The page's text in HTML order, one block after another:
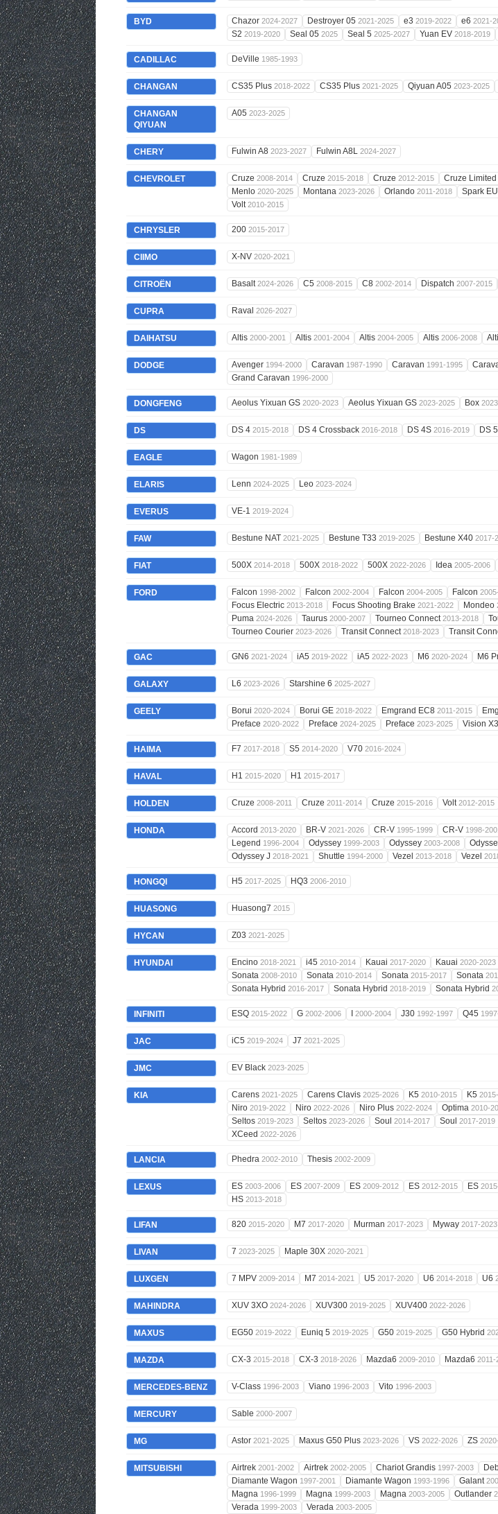
BYD Chazor 2024-2027 Destroyer 05 2021-2025 e3 2019-2022 e6 2021-
S2 2019-2020 Seal 05 2025 Seal 5 2025-2027 Yuan EV 2018-2019
CADILLAC DeVille 1985-1993
CHANGAN CS35 Plus 2018-2022 CS35 Plus 2021-2025 Qiyuan A05 2023-2025
CHANGAN
QIYUAN
A05 2023-2025
CHERY Fulwin A8 2023-2027 Fulwin A8L 2024-2027
CHEVROLET Cruze 2008-2014 Cruze 2015-2018 Cruze 2012-2015 Cruze Limited
Menlo 2020-2025 Montana 2023-2026 Orlando 2011-2018 Spark
Volt2010-2015
CHRYSLER 200 2015-2017
CIIMO X-NV 2020-2021
CITROËN Basalt2024-2026 C5 2008-2015 C8 2002-2014 Dispatch 2007-2015
CUPRA Raval 2026-2027
DAIHATSU Altis 2000-2001 Altis 2001-2004 Altis 2004-2005 Altis 2006-2008
DODGE Avenger 1994-2000 Caravan 1987-1990 Caravan 1991-1995
Grand Caravan 1996-2000
DONGFENG Aeolus Yixuan GS 2020-2023 Aeolus Yixuan GS 2023-2025 Box
DS DS 4 2015-2018 DS 4 Crossback 2016-2018 DS 4S 2016-2019 DS 5
EAGLE Wagon 1981-1989
ELARIS Lenn 2024-2025 Leo 2023-2024
EVERUS VE-1 2019-2024
FAW Bestune NAT 2021-2025 Bestune T33 2019-2025 Bestune X40 2017-
FIAT 500X 2014-2018 500X 2018-2022 500X 2022-2026 Idea 2005-2006
FORD Falcon 1998-2002 Falcon 2002-2004 Falcon 2004-2005 Falcon
Focus Electric 2013-2018 Focus Shooting Brake 2021-2022 Mondeo
Puma 2024-2026 Taurus 2000-2007 Tourneo Connect2013-2018
Tourneo Courier 2023-2026 Transit Connect2018-2023 Transit
GAC GN6 2021-2024 iA5 2019-2022 iA5 2022-2023 M6 2020-2024 M6
GALAXY L6 2023-2026 Starshine 6 2025-2027
GEELY Borui 2020-2024 Borui GE 2018-2022 Emgrand EC8 2011-2015
Preface 2020-2022 Preface 2024-2025 Preface 2023-2025 Vision X3
HAIMA F7 2017-2018 S5 2014-2020 V70 2016-2024
HAVAL H1 2015-2020 H1 2015-2017
HOLDEN Cruze 2008-2011 Cruze 2011-2014 Cruze 2015-2016 Volt2012-2015
HONDA Accord 2013-2020 BR-V 2021-2026 CR-V 1995-1999 CR-V 1998-
Legend 1996-2004 Odyssey 1999-2003 Odyssey 2003-2008
Odyssey J 2018-2021 Shuttle 1994-2000 Vezel 2013-2018 Vezel
HONGQI H5 2017-2025 HQ3 2006-2010
HUASONG Huasong7 2015
HYCAN Z03 2021-2025
HYUNDAI Encino 2018-2021 i45 2010-2014 Kauai 2017-2020 Kauai 2020-2023
Sonata 2008-2010 Sonata 2010-2014 Sonata 2015-2017 Sonata
Sonata Hybrid 2016-2017 Sonata Hybrid 2018-2019 Sonata Hybrid
INFINITI ESQ 2015-2022 G 2002-2006 2000-2004 J30 1992-1997 Q45
JAC iC5 2019-2024 J7 2021-2025
JMC EV Black 2023-2025
KIA Carens 2021-2025 Carens Clavis 2025-2026 K5 2010-2015 K5
Niro 2019-2022 Niro 2022-2026 Niro Plus 2022-2024 Optima 2010-
Seltos 2019-2023 Seltos 2023-2026 Soul 2014-2017 Soul 2017-2019
XCeed 2022-2026
LANCIA Phedra 2002-2010 Thesis 2002-2009
LEXUS ES 2003-2006 ES 2007-2009 ES 2009-2012 ES 2012-2015 ES
HS 2013-2018
LIFAN 820 2015-2020 M7 2017-2020 Murman 2017-2023 Myway 2017-2023
LIVAN 7 2023-2025 Maple 30X 2020-2021
LUXGEN 7 MPV 2009-2014 M7 2014-2021 U5 2017-2020 U6 2014-2018 U6
MAHINDRA XUV 3XO 2024-2026 XUV300 2019-2025 XUV400 2022-2026
MAXUS EG50 2019-2022 Euniq 5 2019-2025 G50 2019-2025 G50 Hybrid
MAZDA CX-3 2015-2018 CX-3 2018-2026 Mazda6 2009-2010 Mazda6 2011-
MERCEDES-BENZ V-Class 1996-2003 Viano 1996-2003 Vito 1996-2003
MERCURY Sable 2000-2007
MG Astor 2021-2025 Maxus G50 Plus 2023-2026 VS 2022-2026 ZS
MITSUBISHI Airtrek 2001-2002 Airtrek 2002-2005 Chariot Grandis 1997-2003
Diamante Wagon 1997-2001 Diamante Wagon 1993-1996 Galant
Magna 1996-1999 Magna 1999-2003 Magna 2003-2005 Outlander
Verada 1999-2003 Verada 2003-2005